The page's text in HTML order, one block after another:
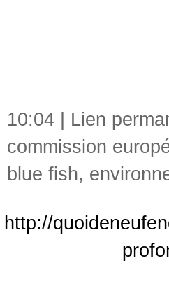
10:04 | Lien
commission
blue fish,
http://